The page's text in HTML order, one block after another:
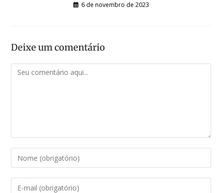
6 de novembro de 2023
Deixe um comentário